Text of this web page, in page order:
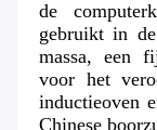
de
gebruikt in
massa, een
voor het
inductieoven
Chinese